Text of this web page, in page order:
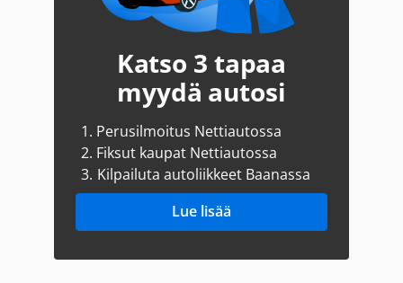
Katso 3 tapaa
myydä autosi
1. Perusilmoitus Nettiautossa
2. Fiksut kaupat Nettiautossa
3. Kilpailuta autoliikkeet Baanassa
Lue lisää